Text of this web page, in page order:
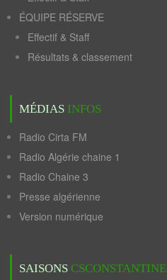
ÉQUIPE RÉSERVE
Effectif & Staff
Résultats & classement
MÉDIAS INFOS
Radio Cirta FM
Radio Algérie chaine 1
Radio Chaine 3
Presse algérienne
Version numérique
SAISONS CSCONSTANTINE